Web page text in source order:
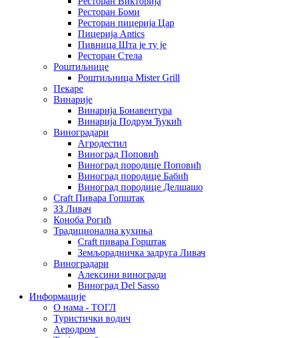
Ресторан Боми
Ресторан пицерија Цар
Пицерија Аntics
Пивница Шта је ту је
Ресторан Стела
Роштиљнице
Роштиљница Mister Grill
Пекаре
Винарије
Винарија Бонавентура
Винарија Подрум Ђукић
Виноградари
Агродестил
Виноград Поповић
Виноград породице Поповић
Виноград породице Бабић
Виноград породице Делшашо
Craft Пивара Гопштак
ЗЗ Ливач
Коноба Рогић
Традиционална кухиња
Craft пивара Горштак
Земљорадничка задруга Ливач
Виноградари
Алексини виногради
Виноград Del Sasso
Информације
О нама - ТОГЛ
Туристички водич
Аеродром